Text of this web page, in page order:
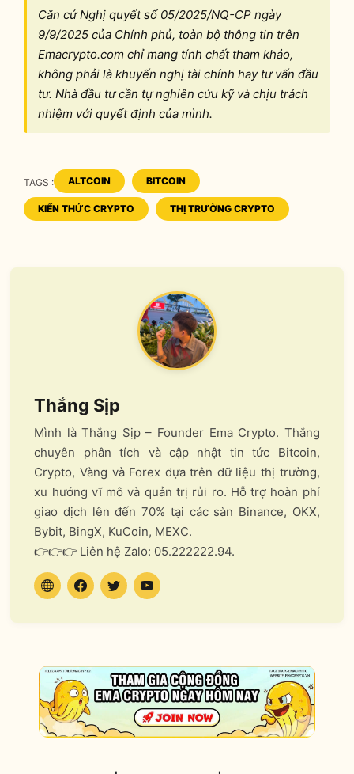
Căn cứ Nghị quyết số 05/2025/NQ-CP ngày
9/9/2025 của Chính phủ, toàn bộ thông tin trên
Emacrypto.com chỉ mang tính chất tham khảo,
không phải là khuyến nghị tài chính hay tư vấn đầu
tư. Nhà đầu tư cần tự nghiên cứu kỹ và chịu trách
nhiệm với quyết định của mình.
TAGS :
TAGS
ALTCOIN BITCOIN
KIẾN THỨC CRYPTO THỊ TRƯỜNG CRYPTO
Thắng Sịp
Mình là Thắng Sịp – Founder Ema Crypto. Thắng
chuyên phân tích và cập nhật tin tức Bitcoin,
Crypto, Vàng và Forex dựa trên dữ liệu thị trường,
xu hướng vĩ mô và quản trị rủi ro. Hỗ trợ hoàn phí
giao dịch lên đến 70% tại các sàn Binance, OKX,
Bybit, BingX, KuCoin, MEXC.
👉👉👉 Liên hệ Zalo: 05.222222.94.